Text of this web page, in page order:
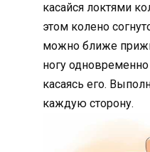
касайся локтями
этом колено
можно ближе
ногу
касаясь его.
каждую сторону.